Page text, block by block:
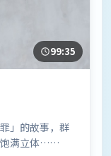
99:35
」的故事，群
饱满立体……